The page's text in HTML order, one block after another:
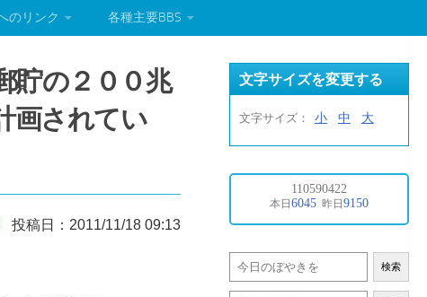
のリンク 各種主要BBS
貯の２００兆
画されてい
投稿日：2011/11/18 09:13
文字サイズを変更する
文字サイズ： 小 中 大
検索